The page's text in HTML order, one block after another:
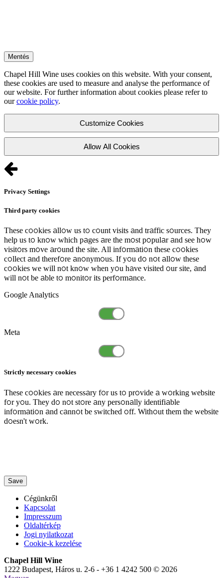
Mentés
Chapel Hill Wine uses cookies on this website. With your consent,
these cookies are used to measure and analyse the performance of
our website. For further information about cookies please refer to
ourcookie policy.
Customize Cookies
Allow All Cookies
Privacy Settings
Third party cookies
These cookies allow us to count visits and traffic sources. They
help us to know which pages are the most popular and see how
visitors move around the site. All information these cookies
collect and therefore anonymous. If you do not allow these
cookies we will not know when you have visited our site, and
will not be able to monitor its performance.
Google Analytics
Meta
Strictly necessary cookies
These cookies are necessary for us to provide a working website
for you. They do not store any personally identifiable
information and cannot be switched off. Without them the website
doesn't work.
Save
Cégünkről
Kapcsolat
Impresszum
Oldaltérkép
Jogi nyilatkozat
Cookie-k kezelése
Chapel Hill Wine
1222 Budapest, Háros u. 2-6 - +36 1 4242 500 © 2026